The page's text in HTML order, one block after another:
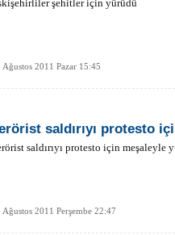
şehitler için yürüdü
Ağustos 2011 Pazar 15:45
saldırıyı protesto
saldırıyı protesto için meşaleyle
Ağustos 2011 Perşembe 22:47